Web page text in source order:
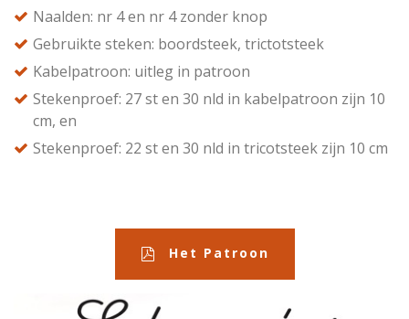
Naalden: nr 4 en nr 4 zonder knop
Gebruikte steken: boordsteek, trictotsteek
Kabelpatroon: uitleg in patroon
Stekenproef: 27 st en 30 nld in kabelpatroon zijn 10
cm, en
Stekenproef: 22 st en 30 nld in tricotsteek zijn 10 cm
Het Patroon